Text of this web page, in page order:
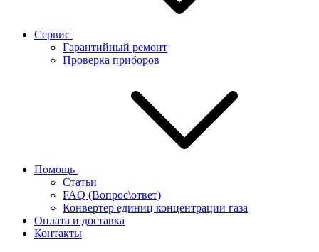
Сервис
Гарантийный ремонт
Проверка приборов
Помощь
Статьи
FAQ (Вопрос\ответ)
Конвертер единиц концентрации газа
Оплата и доставка
Контакты